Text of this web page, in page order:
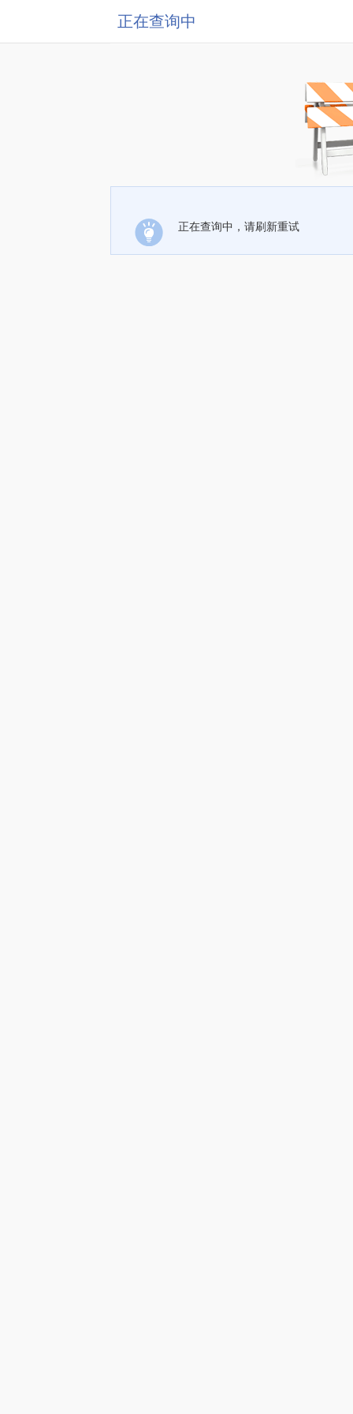
正在查询中
正在查询中，请刷新重试